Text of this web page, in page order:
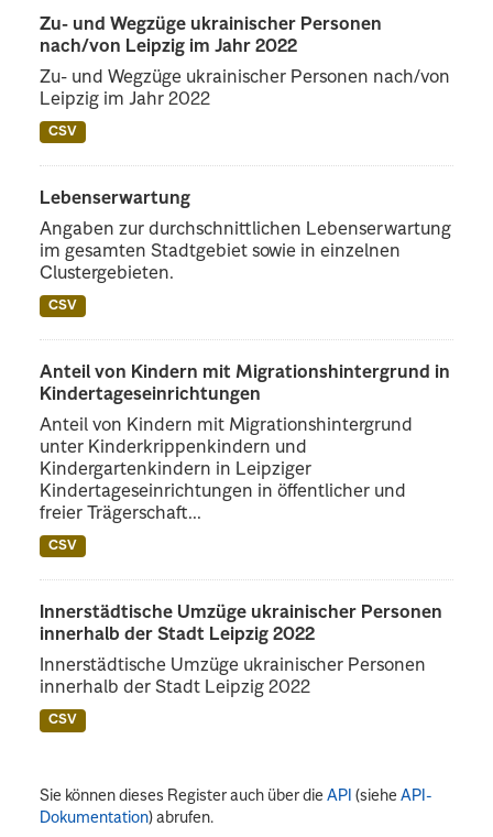
Zu- und Wegzüge ukrainischer Personen
nach/von Leipzig im Jahr 2022
Zu- und Wegzüge ukrainischer Personen nach/von
Leipzig im Jahr 2022
CSV
Lebenserwartung
Angaben zur durchschnittlichen Lebenserwartung
im gesamten Stadtgebiet sowie in einzelnen
Clustergebieten.
CSV
Anteil von Kindern mit Migrationshintergrund in
Kindertageseinrichtungen
Anteil von Kindern mit Migrationshintergrund
unter Kinderkrippenkindern und
Kindergartenkindern in Leipziger
Kindertageseinrichtungen in öffentlicher und
freier Trägerschaft...
CSV
Innerstädtische Umzüge ukrainischer Personen
innerhalb der Stadt Leipzig 2022
Innerstädtische Umzüge ukrainischer Personen
innerhalb der Stadt Leipzig 2022
CSV
Sie können dieses Register auch über dieAPI (sieheAPI-
Dokumentation) abrufen.